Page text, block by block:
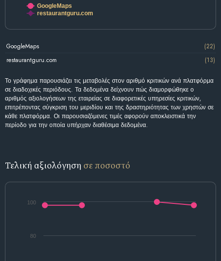
GoogleMaps
restaurantguru.com
GoogleMaps
(22)
restaurantguru.com
(13)
Το γράφημα παρουσιάζει τις μεταβολές στον αριθμό κριτικών ανά πλατφόρμα
σε διαδοχικές περιόδους. Τα δεδομένα δείχνουν πώς διαμορφώθηκε ο
αριθμός αξιολογήσεων της εταιρείας σε διαφορετικές υπηρεσίες κριτικών,
επιτρέποντας σύγκριση του μεριδίου και της δραστηριότητας των χρηστών σε
κάθε πλατφόρμα. Οι παρουσιαζόμενες τιμές αφορούν αποκλειστικά την
περίοδο για την οποία υπήρχαν διαθέσιμα δεδομένα.
Τελική αξιολόγηση σε ποσοστό
80
100